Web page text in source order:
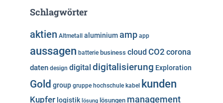
Schlagwörter
aktien Altmetall aluminiumamp app
aussagen batterie business cloud CO2 corona
daten design digital digitalisierung Exploration
Gold group gruppe hochschule kabel kunden
Kupfer logistik lösung lösungen management